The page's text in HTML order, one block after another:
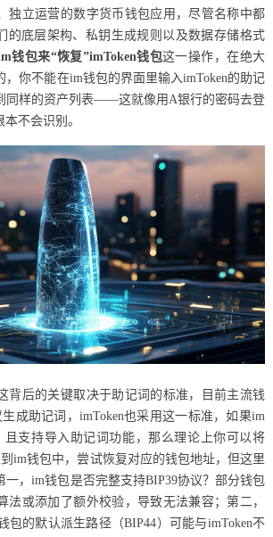
独立运营的数字货币钱包应用，尽管名称中都
的底层架构、私钥生成规则以及数据存储格式
钱包来“恢复”imToken钱包这一操作，在绝大
，你不能在im钱包的界面里输入imToken的助记
同样的资产列表——这就像用A银行的密码去登
不会识别。
背后的关键取决于助记词的标准，目前主流钱
成助记词，imToken也采用这一标准，如果im
且支持导入助记词功能，那么理论上你可以将
im钱包中，尝试恢复对应的钱包地址，但这里
一，im钱包是否完整支持BIP39协议？部分钱包
法或添加了额外校验，导致无法兼容；第二，
包的默认派生路径（BIP44）可能与imToken不